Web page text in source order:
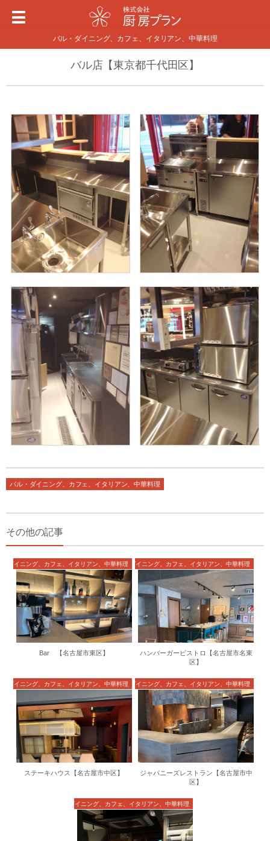
バル・ダイニング、カフェ、イタリアン、中華料理
バル店【東京都千代田区】
バル・ダイニング、カフェ、イタリアン、中華料理
その他の記事
・ダイニング、カフェ、イタリアン、中華料理
Bar 【名古屋市東区】
バル・ダイニング、カフェ、イタリアン、中華料理
ハンバーガービストロ【名古屋市名東
区】
・ダイニング、カフェ、イタリアン、中華料理
ステーキハウス【名古屋市中区】
バル・ダイニング、カフェ、イタリアン、中華料理
ジャパニーズレストラン【名古屋市中
区】
バル・ダイニング、カフェ、イタリアン、中華料理